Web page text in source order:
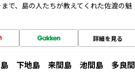
で、島の人たちが教えてくれた佐渡の魅
詳細を見る
下地島 来間島 池間島 多良間